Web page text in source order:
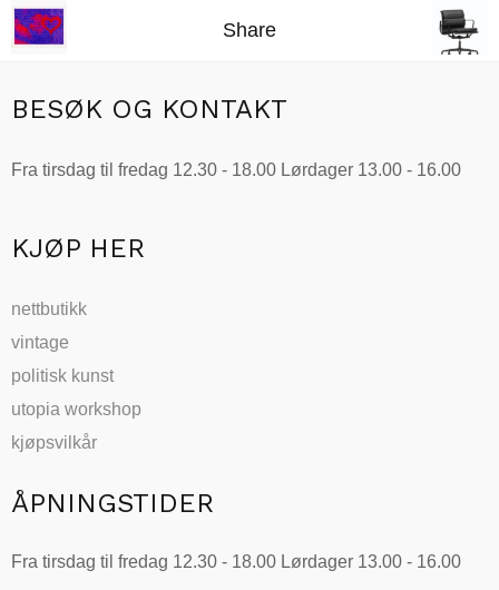
Share
BESØK OG KONTAKT
Fra tirsdag til fredag 12.30 - 18.00 Lørdager 13.00 - 16.00
KJØP HER
nettbutikk
vintage
politisk kunst
utopia workshop
kjøpsvilkår
ÅPNINGSTIDER
Fra tirsdag til fredag 12.30 - 18.00 Lørdager 13.00 - 16.00